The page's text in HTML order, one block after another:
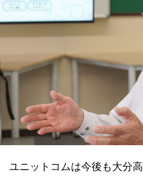
ユニットコムは今後も大分